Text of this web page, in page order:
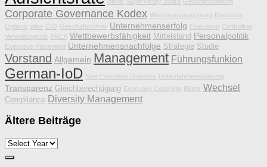
Corporate Governance Kodex Wissensmanagement Executive
Options wbw CIO Geschäftsführer Unternehmenserfolg Evaluation Controlling
Verwaltungsrat AREX Wettbewerbsfähigkeit Mittelstand Personalpolitik
Executive Placement Unternehmensnachfolge Strategie Studie
Vorstand Allgemein Management Führungsfunkion
German-IoD Non Executive Directors Unternehmensplanung
Transparenz Gleichberechtigung Executive Coaching Bilanz Wechsel
Compliance Diversity Management
Ältere Beiträge